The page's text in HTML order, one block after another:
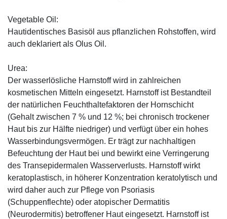
Vegetable Oil:
Hautidentisches Basisöl aus pflanzlichen Rohstoffen, wird
auch deklariert als Olus Oil.
Urea:
Der wasserlösliche Harnstoff wird in zahlreichen
kosmetischen Mitteln eingesetzt. Harnstoff ist Bestandteil
der natürlichen Feuchthaltefaktoren der Hornschicht
(Gehalt zwischen 7 % und 12 %; bei chronisch trockener
Haut bis zur Hälfte niedriger) und verfügt über ein hohes
Wasserbindungsvermögen. Er trägt zur nachhaltigen
Befeuchtung der Haut bei und bewirkt eine Verringerung
des Transepidermalen Wasserverlusts. Harnstoff wirkt
keratoplastisch, in höherer Konzentration keratolytisch und
wird daher auch zur Pflege von Psoriasis
(Schuppenflechte) oder atopischer Dermatitis
(Neurodermitis) betroffener Haut eingesetzt. Harnstoff ist